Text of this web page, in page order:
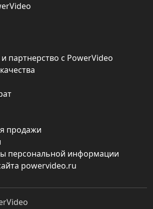
партнерство с PowerVideo
продажи
персональной информации
powervideo.ru